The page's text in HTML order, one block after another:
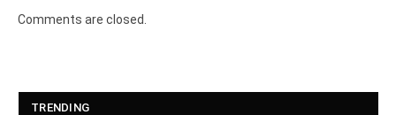
Comments are closed.
TRENDING